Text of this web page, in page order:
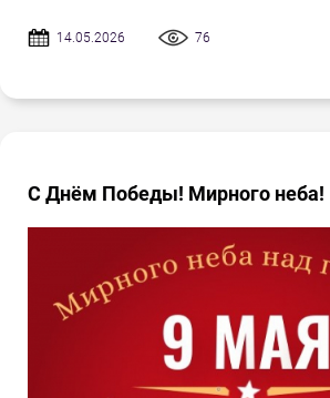
14.05.2026 76
С Днём Победы! Мирного неба!